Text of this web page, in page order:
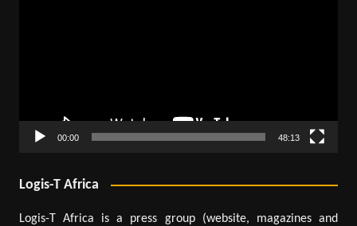
00:00 48:13
Logis-T Africa
Logis-T Africa is a press group (website, magazines and